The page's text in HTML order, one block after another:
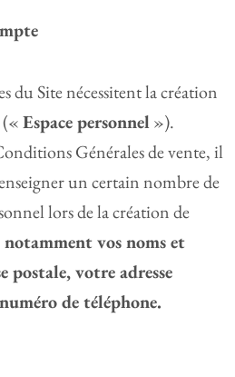
du Site nécessitent la création
(«Espace personnel»).
Générales de vente, il
un certain nombre de
lors de la création de
notamment vos noms et
postale, votre adresse
de téléphone.